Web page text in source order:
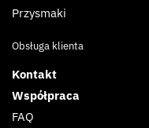
Przysmaki
Obsługa klienta
Kontakt
Współpraca
FAQ